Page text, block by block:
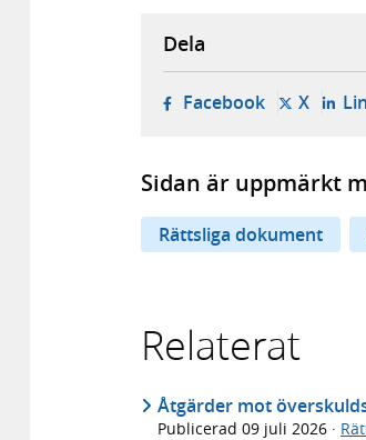
Dela
Facebook- öppnas i
X-
Sidan är uppmärkt
Rättsliga dokument
Relaterat
Åtgärder mot
Publicerad 09 juli 2026 ·